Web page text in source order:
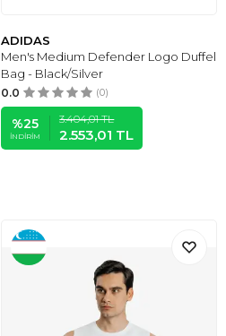
ADIDAS
Men's Medium Defender Logo Duffel
Bag - Black/Silver
0.0 (0)
%25
İNDIRIM
3.404,01TL
2.553,01 TL